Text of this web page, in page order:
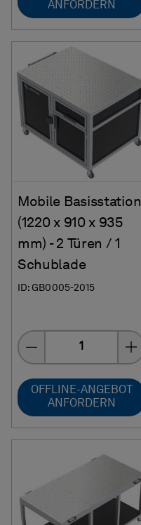
ANFORDERN
Mobile Basisstation
(1220 x 910 x 935
mm) - 2 Türen / 1
Schublade
ID: GB0005-2015
OFFLINE-ANGEBOT
ANFORDERN